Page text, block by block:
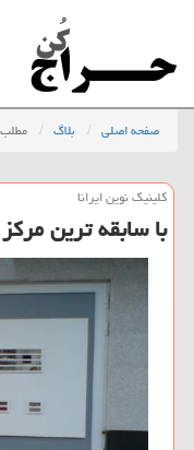
صفحه اصلی بلاگ مطلب
كلینیك نوین ایرانا
با سابقه ترین